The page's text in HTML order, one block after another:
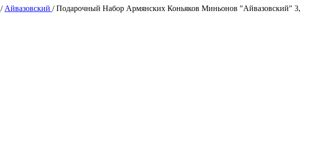
/ Айвазовский /Подарочный Набор Армянских Коньяков Миньонов "Айвазовский" 3,